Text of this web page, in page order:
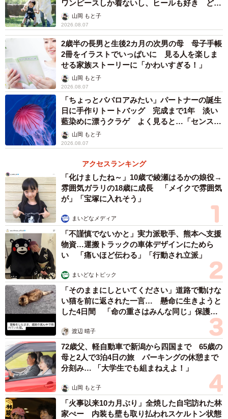
ワンピースしか着ないし、ヒールも好き どの
へんが…
山岡 もと子
2026.08.07
2歳半の長男と生後2カ月の次男の母 母子手帳
2冊をイラストでいっぱいに 見る人を楽しま
せる家族ストーリーに「かわいすぎる！」
山岡 もと子
2026.08.07
「ちょっとババロアみたい」パートナーの誕生
日に手作りトートバッグ 完成まで1年 淡い
藍染めに漂うクラゲ よく見ると…「センスす
ごい」山岡 もと子
2026.08.07
アクセスランキング
「化けましたね～」10歳で綾瀬はるかの娘役→
雰囲気ガラリの18歳に成長 「メイクで雰囲気
が」「宝塚に入れそう」
まいどなメディア
「不謹慎でないかと」実力派歌手、熊本へ支援
物資…運搬トラックの車体デザインにためら
い 「痛いほど伝わる」「行動され立派」
まいどなトピック
「そのままにしといてください」道路で動けな
い猫を前に返された一言… 懸命に生きようと
した4日間 「命の重さはみんな同じ」保護団
渡辺 晴子
72歳父、軽自動車で新潟から四国まで 65歳の
母と2人で3泊4日の旅 パーキングの休憩まで
分刻み… 「大学生でも組まねえよ！」
山岡 もと子
「火事以来10カ月ぶり」全焼した自宅訪れた林
家ぺー 内装も壁も取り払われスケルトン状態